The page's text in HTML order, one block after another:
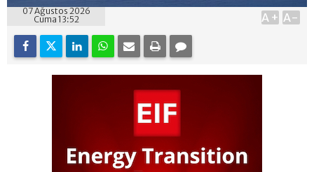
07 Ağustos 2026
Cuma 13:52
A+ A-